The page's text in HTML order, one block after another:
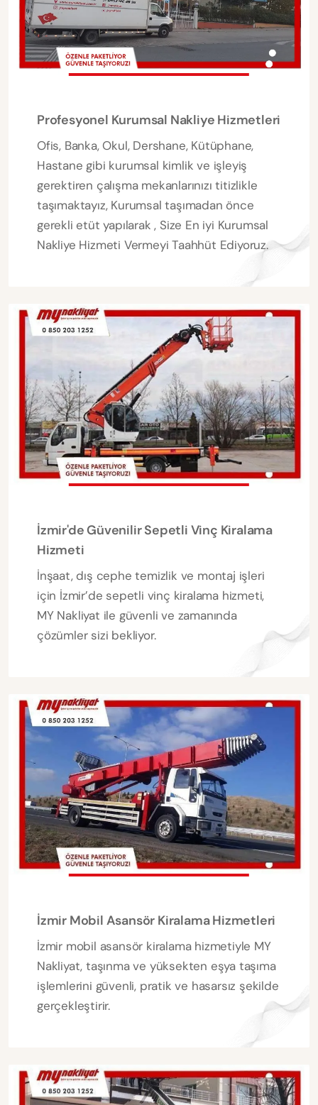
Profesyonel Kurumsal Nakliye Hizmetleri
Ofis, Banka, Okul, Dershane, Kütüphane,
Hastane gibi kurumsal kimlik ve işleyiş
gerektiren çalışma mekanlarınızı titizlikle
taşımaktayız, Kurumsal taşımadan önce
gerekli etüt yapılarak , Size En iyi Kurumsal
Nakliye Hizmeti Vermeyi Taahhüt Ediyoruz.
İzmir'de Güvenilir Sepetli Vinç Kiralama
Hizmeti
İnşaat, dış cephe temizlik ve montaj işleri
için İzmir’de sepetli vinç kiralama hizmeti,
MY Nakliyat ile güvenli ve zamanında
çözümler sizi bekliyor.
İzmir Mobil Asansör Kiralama Hizmetleri
İzmir mobil asansör kiralama hizmetiyle MY
Nakliyat, taşınma ve yüksekten eşya taşıma
işlemlerini güvenli, pratik ve hasarsız şekilde
gerçekleştirir.